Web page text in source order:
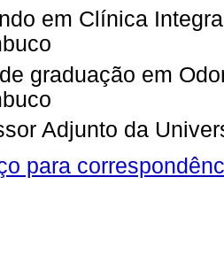
em Clínica
graduação em
Adjunto da
para